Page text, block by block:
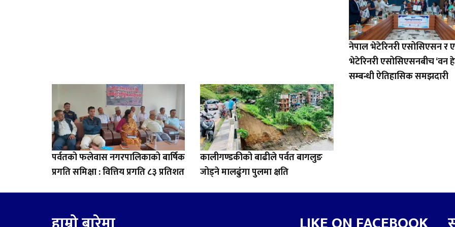
नेपाल भेटेरिनरी एसोसिएसन र
भेटेरिनरी एसोसिएसनबीच ‘वन
सम्बन्धी ऐतिहासिक समझदारी
पर्वतको फलेवास नगरपालिकाको बार्षिक
प्रगति समिक्षा : वित्तिय प्रगति ८३ प्रतिशत
कालीगण्डकीको बाढीले पर्वत बागलुङ
जोड्ने मालढुंगा पुलमा क्षति